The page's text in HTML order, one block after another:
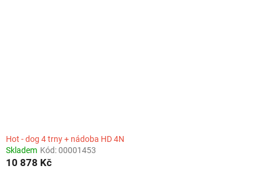
Hot - dog 4 trny + nádoba HD 4N
Skladem Kód:00001453
10 878 Kč